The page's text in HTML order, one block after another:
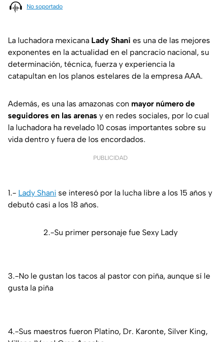
No soportado
La luchadora mexicana Lady Shani es una de las mejores
exponentes en la actualidad en el pancracio nacional, su
determinación, técnica, fuerza y experiencia la
catapultan en los planos estelares de la empresa AAA.
Además, es una las amazonas con mayor número de
seguidores en las arenas y en redes sociales, por lo cual
la luchadora ha revelado 10 cosas importantes sobre su
vida dentro y fuera de los encordados.
PUBLICIDAD
1.- Lady Shani se interesó por la lucha libre a los 15 años y
debutó casi a los 18 años.
2.-Su primer personaje fue Sexy Lady
3.-No le gustan los tacos al pastor con piña, aunque sí le
gusta la piña
4.-Sus maestros fueron Platino, Dr. Karonte, Silver King,